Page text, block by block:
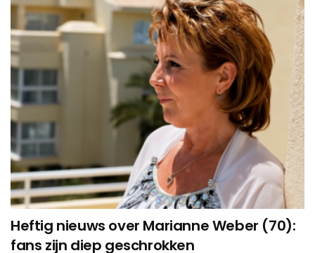
Heftig nieuws over Marianne Weber (70):
fans zijn diep geschrokken